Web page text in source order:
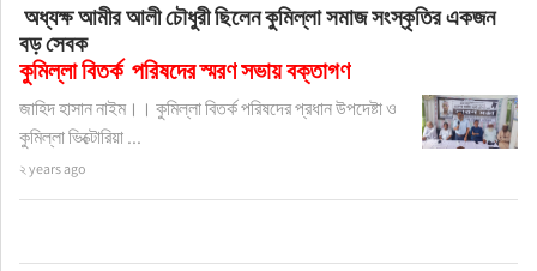
অধ্যক্ষ আমীর আলী চৌধুরী ছিলেন কুমিল্লা সমাজ সংস্কৃতির একজন
বড় সেবক
কুমিল্লা বিতর্ক পরিষদের স্মরণ সভায় বক্তাগণ
জাহিদ হাসান নাইম।। কুমিল্লা বিতর্ক পরিষদের প্রধান উপদেষ্টা ও
কুমিল্লা ভিক্টোরিয়া ...
২ years ago